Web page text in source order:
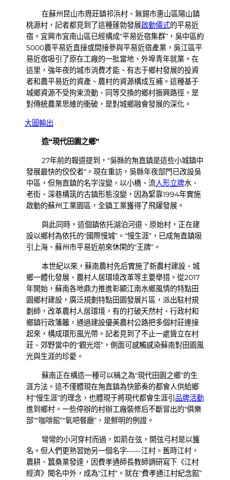
在蘇州昆山市周莊鎮祁浜村、無錫市惠山區陽山鎮
桃源村，記者都見到了這種蓬勃發展啟動儀式的平易近
宿。宜興市宜南山區已經構成“平易近宿集群”，吳中區約
5000農平易近直接或間接參與平易近宿產業，吳江區平
易近宿吸引了原在工廠的一批當地、外埠青年就業。在
這里，強年夜的城市消費才能、有志于鄉村發展的投資
者和農平易近的資產、農村的資源構成互補。這種基于
城鄉資源不受拘束流動、同等交換的鄉村振興路徑，是
對傳統農業思維的衝破，是對城鄉融會發展的深化。
大圖輸出
造“現代田園之鄉”
27年前的報道提到，“吳縣的甪直鎮是這些小城鎮中
發展最快的佼佼者”。現在重訪，吳縣年夜部門已改設吳
中區，但甪直鎮的名字沒變，以小橋、流人形立牌水、
老街、深巷構筑的古鎮形態沒變，因為緊靠1994年實施
啟動的蘇州工業園區，全鎮工業獲得了飛躍發展。
與此同時，這個鎮依托湖泊河道、原始村，正在建
設以鄉村為依托的“國際慢城”。“慢生涯”，已成甪直鎮吸
引上海、蘇州市平易近前來休閑的“王牌”。
本世紀以來，蘇南農村先后實施了新農村建設、城
鄉一體化發展、農村人居環境改革等主要舉措。從2017
年開始，蘇南各地鼎力推進彰顯江南水鄉風情的特點田
園鄉村建設，廣泛規劃特點田園發展片區，派出駐村規
劃師，改革農村人居環境，有的打破天然村、行政村和
鄉鎮行政籓籬，通過建設優美農村公路把多個村莊連接
起來，構成環形風光帶。記者見到了不止一處聳立在村
莊、郊野當中的“觀光塔”，側面可感觸感染蘇南對田園風
光與生涯的珍愛。
蘇南正在構造一種可以稱之為“現代田園之鄉”的生
涯方法。這不僅體現在甪直鎮為快節奏的都會人供給鄉
村“慢生涯”的理念，也體現于將現代都會生涯引 品牌活動
進到鄉村。一些停辦的村辦工廠裝修后不斷冒出的“俱樂
部”“咖啡館”“氧吧餐廳”，是鮮明的例證。
彎彎的小河穿村而過，如箭在弦，開弦弓村是以獲
名。但人們更熟習她另一個名字——江村。舊時江村，
農耕、蠶桑業發達，因費孝通師長教師調研寫下《江村
經濟》聞名中外，成為“江村”。就在“費孝通江村紀念館”